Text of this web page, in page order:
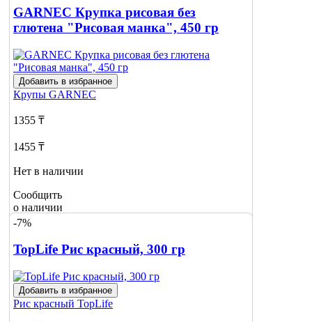
GARNEC Крупка рисовая без
глютена "Рисовая манка", 450 гр
Добавить в избранное
Крупы GARNEC
1355 ₸
1455 ₸
Нет в наличии
Сообщить
о наличии
-7%
TopLife Рис красный, 300 гр
Добавить в избранное
Рис красный TopLife